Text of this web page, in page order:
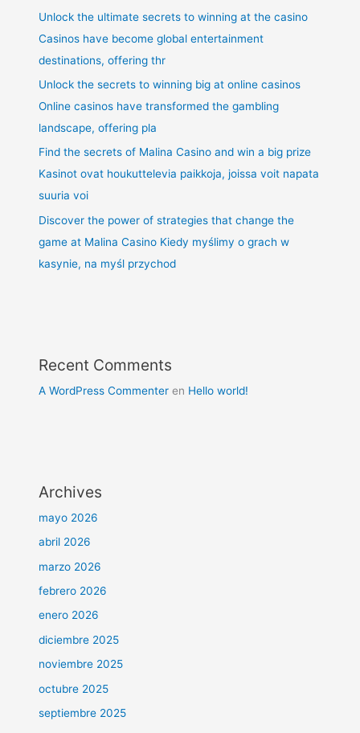
Unlock the ultimate secrets to winning at the casino
Casinos have become global entertainment
destinations, offering thr
Unlock the secrets to winning big at online casinos
Online casinos have transformed the gambling
landscape, offering pla
Find the secrets of Malina Casino and win a big prize
Kasinot ovat houkuttelevia paikkoja, joissa voit napata
suuria voi
Discover the power of strategies that change the
game at Malina Casino Kiedy myślimy o grach w
kasynie, na myśl przychod
Recent Comments
A WordPress Commenter en Hello world!
Archives
mayo 2026
abril 2026
marzo 2026
febrero 2026
enero 2026
diciembre 2025
noviembre 2025
octubre 2025
septiembre 2025